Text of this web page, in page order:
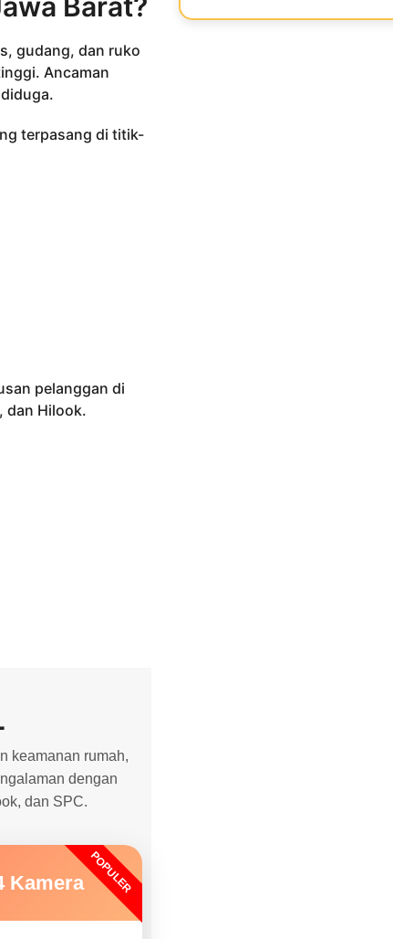
gudang, dan ruko
Ancaman
terpasang di titik-
pelanggan di
dan Hilook.
keamanan rumah,
dengan
dan SPC.
POPULER
Kamera